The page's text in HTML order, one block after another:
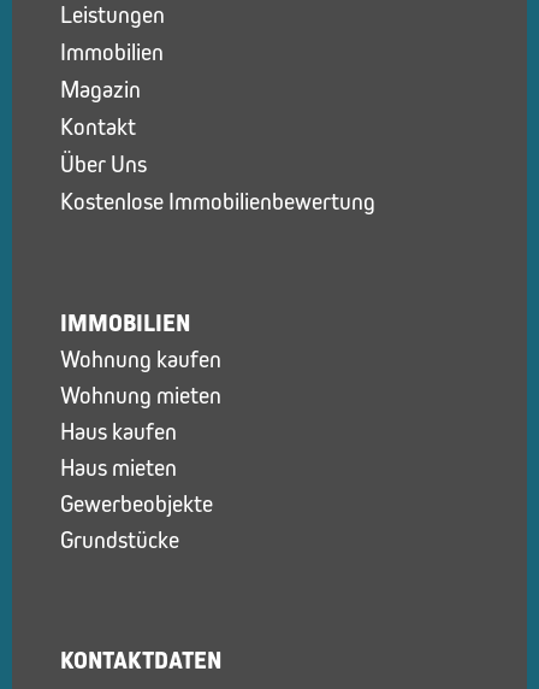
Leistungen
Immobilien
Magazin
Kontakt
Über Uns
Kostenlose Immobilienbewertung
IMMOBILIEN
Wohnung kaufen
Wohnung mieten
Haus kaufen
Haus mieten
Gewerbeobjekte
Grundstücke
KONTAKTDATEN